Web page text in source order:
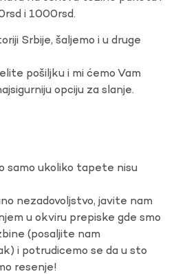
i 1000rsd.
Srbije, šaljemo i u druge
pošiljku i mi ćemo Vam
opciju za slanje.
samo ukoliko tapete nisu
nezadovoljstvo, javite nam
u okviru prepiske gde smo
(posaljite nam
i potrudicemo se da u sto
resenje!